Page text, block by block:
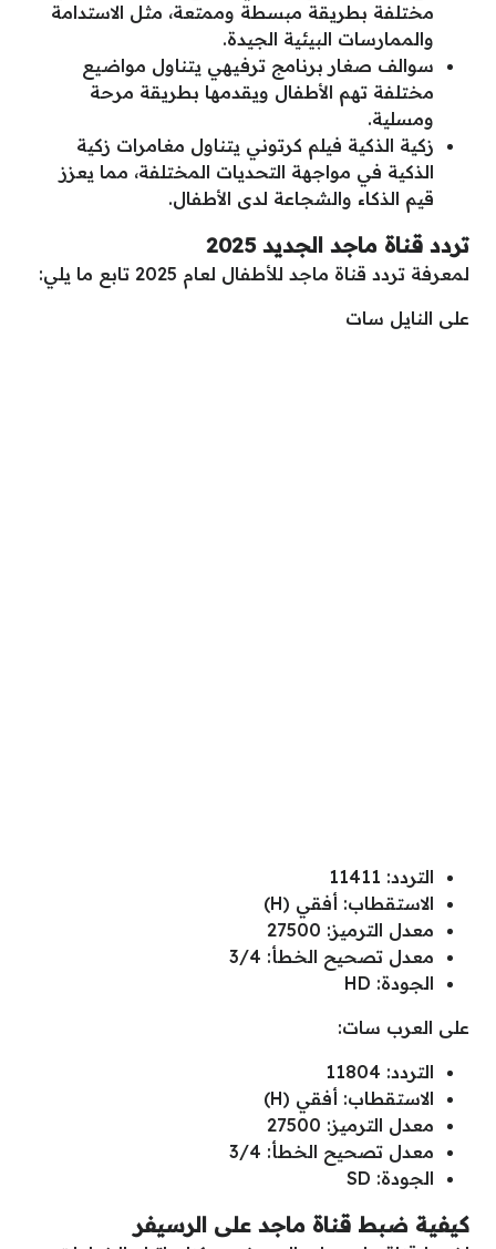
مختلفة بطريقة مبسطة وممتعة، مثل الاستدامة
والممارسات البيئية الجيدة.
سوالف صغار برنامج ترفيهي يتناول مواضيع
مختلفة تهم الأطفال ويقدمها بطريقة مرحة
ومسلية.
زكية الذكية فيلم كرتوني يتناول مغامرات زكية
الذكية في مواجهة التحديات المختلفة، مما يعزز
قيم الذكاء والشجاعة لدى الأطفال.
تردد قناة ماجد الجديد 2025
لمعرفة تردد قناة ماجد للأطفال لعام 2025 تابع ما يلي:
على النايل سات
التردد: 11411
الاستقطاب: أفقي (H)
معدل الترميز: 27500
معدل تصحيح الخطأ: 3/4
الجودة: HD
على العرب سات:
التردد: 11804
الاستقطاب: أفقي (H)
معدل الترميز: 27500
معدل تصحيح الخطأ: 3/4
الجودة: SD
كيفية ضبط قناة ماجد على الرسيفر